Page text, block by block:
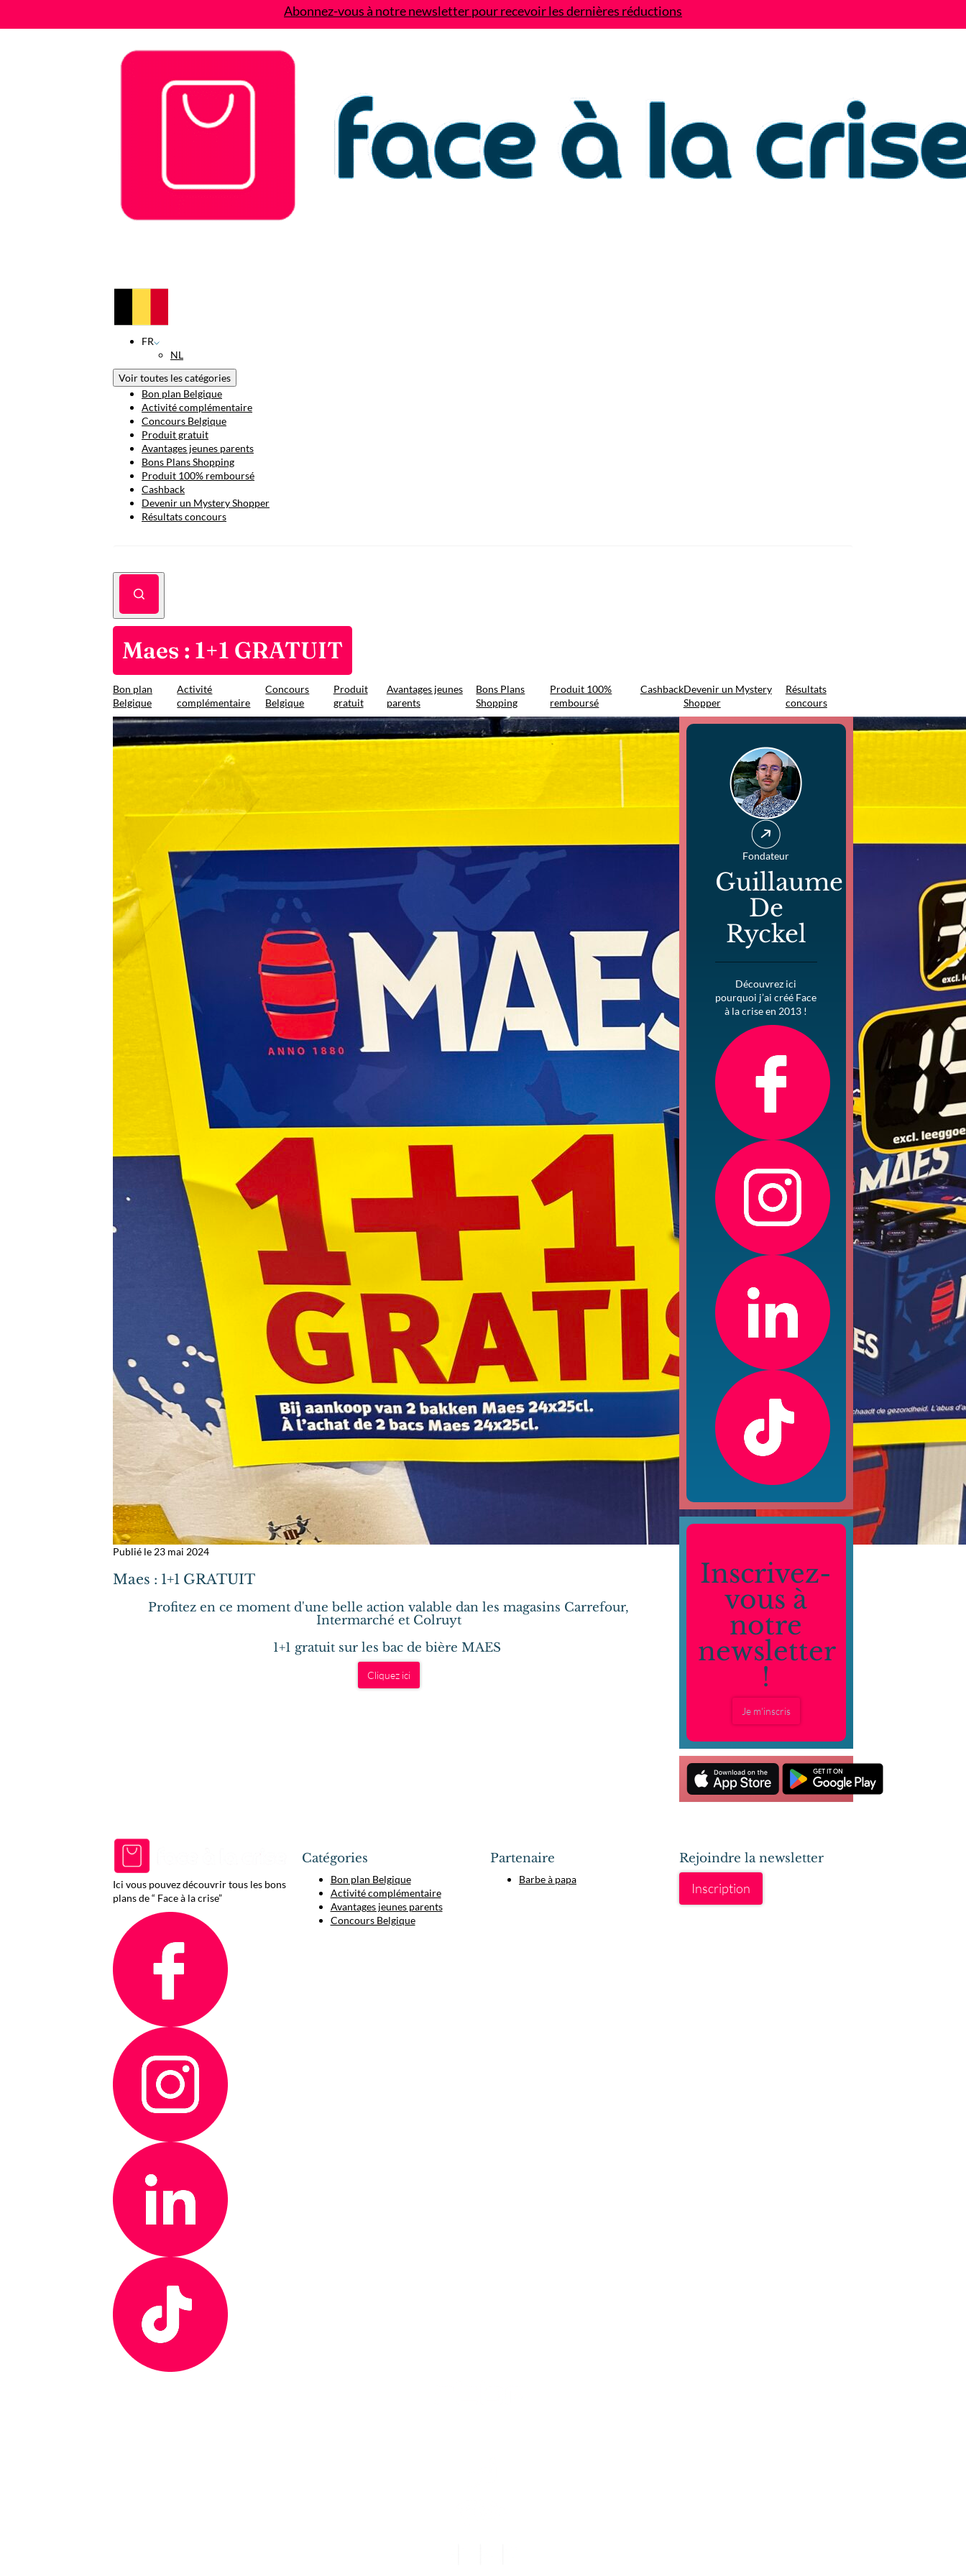
Abonnez-vous à notre newsletter pour recevoir les dernières réductions
FR
NL
Voir toutes les catégories
Bon plan Belgique
Activité complémentaire
Concours Belgique
Produit gratuit
Avantages jeunes parents
Bons Plans Shopping
Produit 100% remboursé
Cashback
Devenir un Mystery Shopper
Résultats concours
Maes : 1+1 GRATUIT
Bon plan
Belgique
Activité
complémentaire
Concours
Belgique
Produit
gratuit
Avantages jeunes
parents
Bons Plans
Shopping
Produit 100%
remboursé
CashbackDevenir un Mystery
Shopper
Résultats
concours
Publié le 23 mai 2024
Maes : 1+1 GRATUIT
Profitez en ce moment d'une belle action valable dan les magasins Carrefour,
Intermarché et Colruyt
1+1 gratuit sur les bac de bière MAES
Cliquez ici
Fondateur
Guillaume
De
Ryckel
Découvrez ici
pourquoi j’ai créé Face
à la crise en 2013 !
Inscrivez-
vous à
notre
newsletter
!
Je m'inscris
Ici vous pouvez découvrir tous les bons
plans de “ Face à la crise”
Catégories
Bon plan Belgique
Activité complémentaire
Avantages jeunes parents
Concours Belgique
Partenaire
Barbe à papa
Rejoindre la newsletter
Inscription